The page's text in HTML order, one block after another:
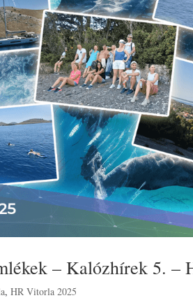
– Kalózhírek 5. –
,HR Vitorla 2025